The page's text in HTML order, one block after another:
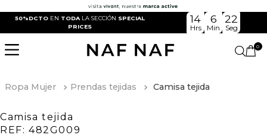
50%DCTO EN TODA LA SECCIÓN SPECIAL
PRICES
14
Hrs
6
Min
22
Seg
0
Ropa Mujer Prendas tejidas Camisa tejida
Camisa tejida
REF: 482G009